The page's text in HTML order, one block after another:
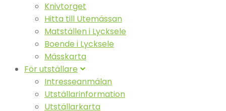
Knivtorget
Hitta till Utemässan
Matställen i Lycksele
Boende i Lycksele
Mässkarta
För utställare
Intresseanmälan
Utställarinformation
Utställarkarta